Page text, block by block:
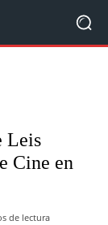
Leis
Cine en
de lectura